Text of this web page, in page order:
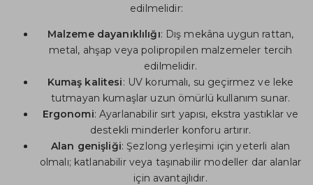
edilmelidir:
Malzeme dayanıklılığı: Dış mekâna uygun rattan,
metal, ahşap veya polipropilen malzemeler tercih
edilmelidir.
Kumaş kalitesi: UV korumalı, su geçirmez ve leke
tutmayan kumaşlar uzun ömürlü kullanım sunar.
Ergonomi: Ayarlanabilir sırt yapısı, ekstra yastıklar ve
destekli minderler konforu artırır.
Alan genişliği: Şezlong yerleşimi için yeterli alan
olmalı; katlanabilir veya taşınabilir modeller dar alanlar
için avantajlıdır.